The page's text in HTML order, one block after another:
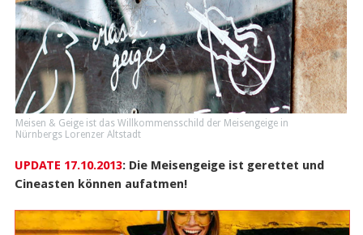
Meisen & Geige ist das Willkommensschild der Meisengeige in
Nürnbergs Lorenzer Altstadt
UPDATE 17.10.2013: Die Meisengeige ist gerettet und
Cineasten können aufatmen!